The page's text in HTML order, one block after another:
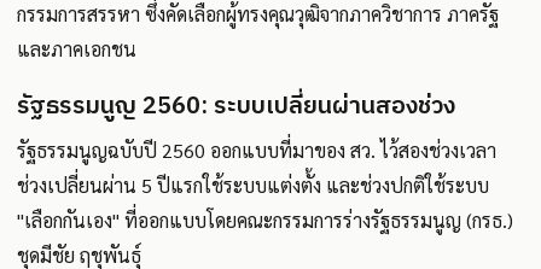
กรรมการสรรหา ซึ่งคัดเลือกผู้ทรงคุณวุฒิจากภาควิชาการ ภาครัฐ
และภาคเอกชน
รัฐธรรมนูญ 2560: ระบบเปลี่ยนผ่านสองช่วง
รัฐธรรมนูญฉบับปี 2560 ออกแบบที่มาของ สว. ไว้สองช่วงเวลา
ช่วงเปลี่ยนผ่าน 5 ปีแรกใช้ระบบแต่งตั้ง และช่วงปกติใช้ระบบ
"เลือกกันเอง" ที่ออกแบบโดยคณะกรรมการร่างรัฐธรรมนูญ (กรธ.)
ชุดมีชัย ฤชุพันธุ์